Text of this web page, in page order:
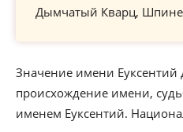
Дымчатый Кварц,
Значение имени Еуксентий
происхождение имени,
именем Еуксентий.